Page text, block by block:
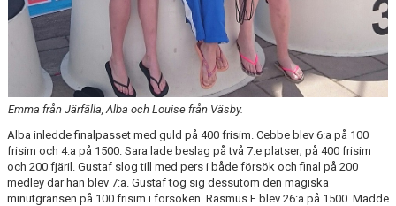
Emma från Järfälla, Alba och Louise från Väsby.
Alba inledde finalpasset med guld på 400 frisim. Cebbe blev 6:a på 100
frisim och 4:a på 1500. Sara lade beslag på två 7:e platser; på 400 frisim
och 200 fjäril. Gustaf slog till med pers i både försök och final på 200
medley där han blev 7:a. Gustaf tog sig dessutom den magiska
minutgränsen på 100 frisim i försöken. Rasmus E blev 26:a på 1500. Madde